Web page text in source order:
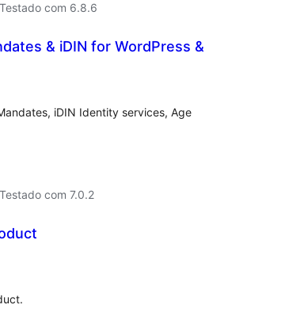
Testado com 6.8.6
& iDIN for WordPress &
iDIN Identity services, Age
Testado com 7.0.2